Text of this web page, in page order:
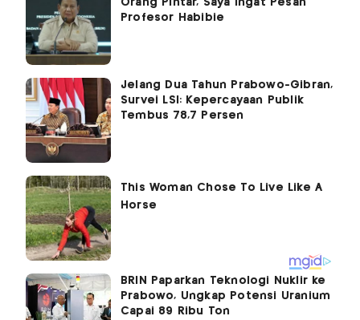
Orang Pintar, Saya Ingat Pesan
Profesor Habibie
Jelang Dua Tahun Prabowo-Gibran,
Survei LSI: Kepercayaan Publik
Tembus 78,7 Persen
BRIN Paparkan Teknologi Nuklir ke
Prabowo, Ungkap Potensi Uranium
Capai 89 Ribu Ton